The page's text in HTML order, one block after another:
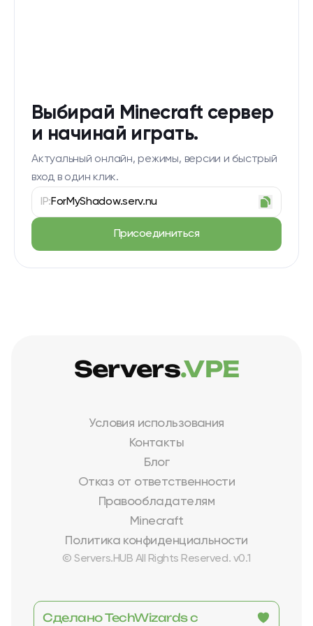
Выбирай Minecraft сервер
и начинай играть.
Актуальный онлайн, режимы, версии и быстрый
вход в один клик.
IP:ForMyShadow.serv.nu
Присоединиться
Условия использования
Контакты
Блог
Отказ от ответственности
Правообладателям
Minecraft
Политика конфиденциальности
© Servers.HUB All Rights Reserved. v0.1
Servers.VPE
Сделано TechWizards с